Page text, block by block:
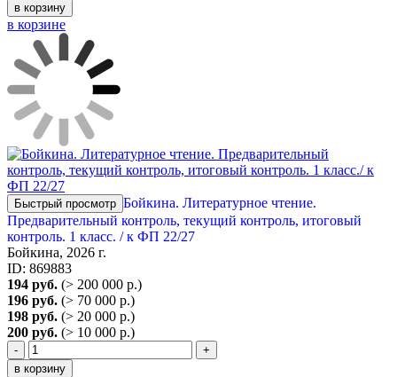
в корзину
в корзине
Быстрый просмотр Бойкина. Литературное чтение.
Предварительный контроль, текущий контроль, итоговый
контроль. 1 класс. / к ФП 22/27
Бойкина, 2026 г.
ID: 869883
194 руб. (> 200 000 р.)
196 руб. (> 70 000 р.)
198 руб. (> 20 000 р.)
200 руб. (> 10 000 р.)
-
+
в корзину